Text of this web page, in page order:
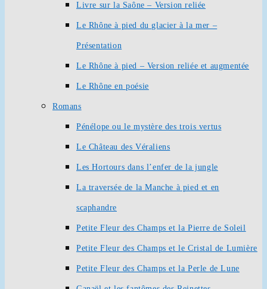
Livre sur la Saône – Version reliée
Le Rhône à pied du glacier à la mer –
Présentation
Le Rhône à pied – Version reliée et augmentée
Le Rhône en poésie
Romans
Pénélope ou le mystère des trois vertus
Le Château des Véraliens
Les Hortours dans l’enfer de la jungle
La traversée de la Manche à pied et en
scaphandre
Petite Fleur des Champs et la Pierre de Soleil
Petite Fleur des Champs et le Cristal de Lumière
Petite Fleur des Champs et la Perle de Lune